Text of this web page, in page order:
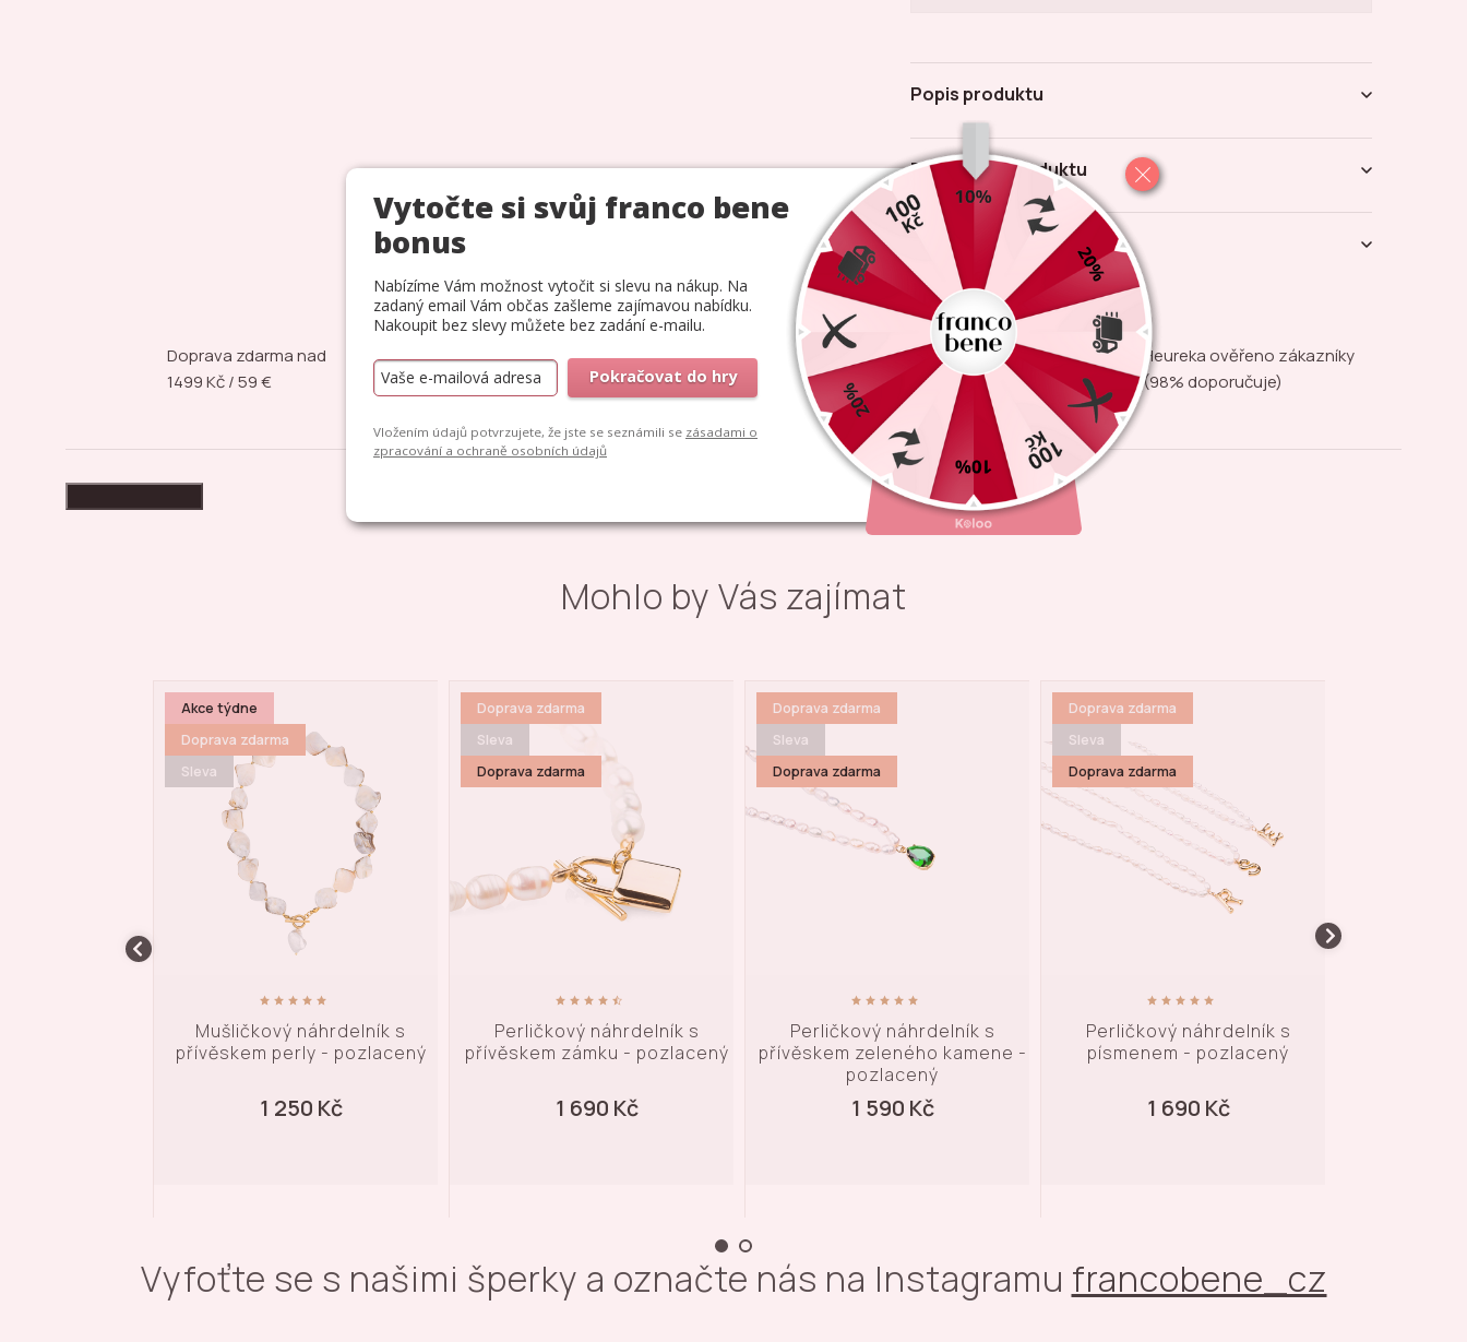
Popis produktu
Parametry produktu
Hodnocení produktu
Doprava zdarma nad
1499 Kč / 59 €
Voděodolné hypoalergenní
šperky
Kamenná prodejna
v centru Prahy
Heureka ověřeno zákazníky
(98% doporučuje)
Mohlo by Vás zajímat
Doprava zdarma
Sleva
Doprava zdarma
Perličkový náhrdelník s
přívěskem zámku - pozlacený
1 690 Kč
Doprava zdarma
Sleva
Doprava zdarma
Perličkový náhrdelník s
přívěskem zeleného kamene -
1 590 Kč
Doprava zdarma
Sleva
Doprava zdarma
Perličkový náhrdelník s
písmenem - pozlacený
1 690 Kč
Doprava zdarma
Sleva
Doprava zdarma
Perličkový náhrdelník -
pozlacený
1 690 Kč
Vyfoťte se s našimi šperky a označte nás na Instagramu francobene_cz